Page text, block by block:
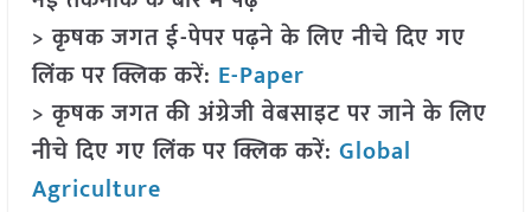
> कृषक जगत ई-पेपर पढ़ने के लिए नीचे दिए गए
लिंक पर क्लिक करें: E-Paper
> कृषक जगत की अंग्रेजी वेबसाइट पर जाने के लिए
नीचे दिए गए लिंक पर क्लिक करें: Global
Agriculture